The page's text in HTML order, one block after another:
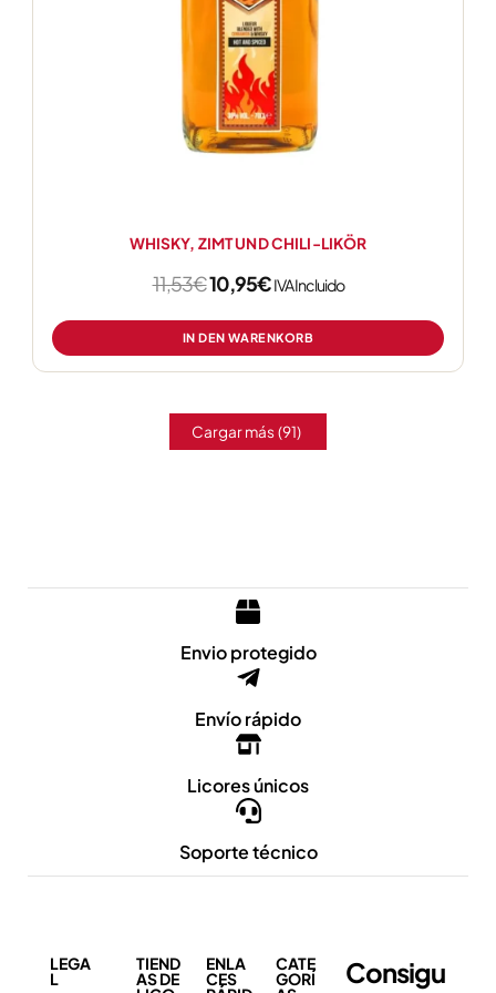
WHISKY, ZIMT UND CHILI-LIKÖR
11,53€10,95€IVA Incluido
IN DEN WARENKORB
Cargar más(91)
Envio protegido
Envío rápido
Licores únicos
Soporte técnico
LEGA
L
TIEND
AS DE
ENLA
CES
CATE
GORÍ
Consigu